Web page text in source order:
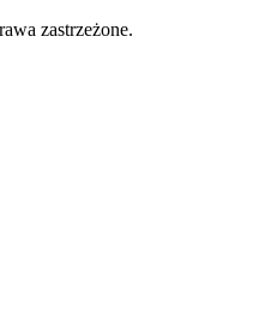
zastrzeżone.